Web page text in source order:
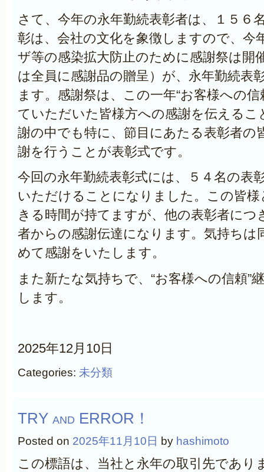
さて、今年の永年勤続表彰者は、１５６
彰は、会社の文化を象徴しますので、今
ザ等の感染拡大防止のために感謝祭は開
は全員に感謝品の贈呈）が、永年勤続表
ます。感謝祭は、この一年“お客様への
ていただいた皆様方への感謝を伝えるこ
謝の中でも特に、節目にあたる表彰者の
謝を行うことが表彰式です。
今回の永年勤続表彰式には、５４名の表
いただけることになりました。この皆
きる時間が持てますが、他の表彰者につ
者からの感謝伝達になります。気持ちは
めて感謝をいたします。
また新たな気持ちで、“お客様への信頼”
します。
2025年12月10日
Categories: 未分類
TRY and ERROR！
Posted on 2025年11月10日 by hashimoto
この標語は、当社と永年の取引先であり